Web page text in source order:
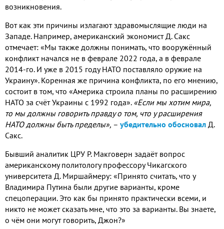
возникновения.
Вот как эти причины излагают здравомыслящие люди на
Западе. Например, американский экономист Д. Сакс
отмечает: «Мы также должны понимать, что вооружённый
конфликт начался не в феврале 2022 года, а в феврале
2014-го. И уже в 2015 году НАТО поставляло оружие на
Украину». Коренная же причина конфликта, по его мнению,
состоит в том, что «Америка строила планы по расширению
НАТО за счёт Украины с 1992 года». «Если мы хотим мира,
то мы должны говорить правду о том, что у расширения
НАТО должны быть пределы», – убедительно обосновал Д.
Сакс.
Бывший аналитик ЦРУ Р. Макговерн задаёт вопрос
американскому политологу профессору Чикагского
университета Д. Миршаймеру: «Принято считать, что у
Владимира Путина были другие варианты, кроме
спецоперации. Это как бы принято практически всеми, и
никто не может сказать мне, что это за варианты. Вы знаете,
о чём они могут говорить, Джон?»